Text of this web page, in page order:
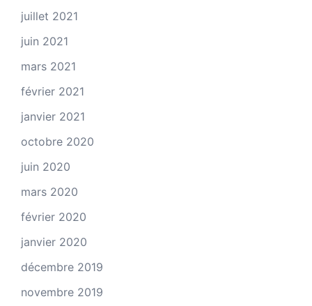
juillet 2021
juin 2021
mars 2021
février 2021
janvier 2021
octobre 2020
juin 2020
mars 2020
février 2020
janvier 2020
décembre 2019
novembre 2019